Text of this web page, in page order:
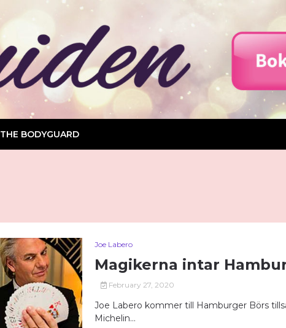
THE BODYGUARD
Joe Labero
Magikerna intar
February 27, 2020
Joe Labero kommer till Hamburger Börs
Michelin...